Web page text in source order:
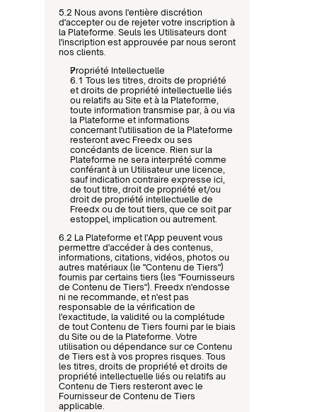
5.2 Nous avons l'entière discrétion
d'accepter ou de rejeter votre inscription à
la Plateforme. Seuls les Utilisateurs dont
l'inscription est approuvée par nous seront
nos clients.
Propriété Intellectuelle
6.1 Tous les titres, droits de propriété
et droits de propriété intellectuelle liés
ou relatifs au Site et à la Plateforme,
toute information transmise par, à ou via
la Plateforme et informations
concernant l'utilisation de la Plateforme
resteront avec Freedx ou ses
concédants de licence. Rien sur la
Plateforme ne sera interprété comme
conférant à un Utilisateur une licence,
sauf indication contraire expresse ici,
de tout titre, droit de propriété et/ou
droit de propriété intellectuelle de
Freedx ou de tout tiers, que ce soit par
estoppel, implication ou autrement.
6.2 La Plateforme et l'App peuvent vous
permettre d'accéder à des contenus,
informations, citations, vidéos, photos ou
autres matériaux (le "Contenu de Tiers")
fournis par certains tiers (les "Fournisseurs
de Contenu de Tiers"). Freedx n'endosse
ni ne recommande, et n'est pas
responsable de la vérification de
l'exactitude, la validité ou la complétude
de tout Contenu de Tiers fourni par le biais
du Site ou de la Plateforme. Votre
utilisation ou dépendance sur ce Contenu
de Tiers est à vos propres risques. Tous
les titres, droits de propriété et droits de
propriété intellectuelle liés ou relatifs au
Contenu de Tiers resteront avec le
Fournisseur de Contenu de Tiers
applicable.